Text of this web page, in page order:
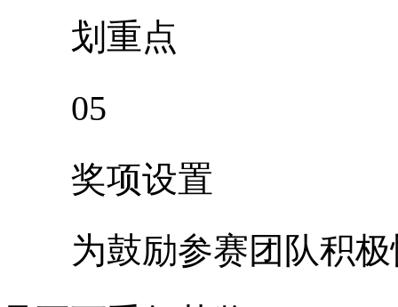
划重点
05
奖项设置
为鼓励参赛团队积极